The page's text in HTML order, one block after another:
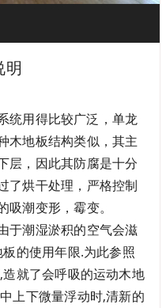
明
统用得比较广泛，单龙
木地板结构类似，其主
层，因此其防腐是十分
了烘干处理，严格控制
潮变形，霉变。
于潮湿淤积的空气会滋
的使用年限.为此参照
就了会呼吸的运动木地
上下微量浮动时,清新的